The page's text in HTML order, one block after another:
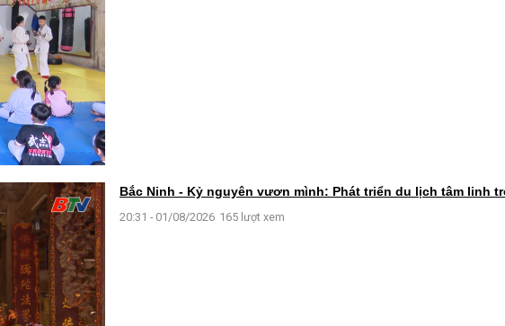
Bắc Ninh - Kỷ nguyên vươn mình: Phát triển du lịch tâm linh
20:31 - 01/08/2026 165 lượt xem